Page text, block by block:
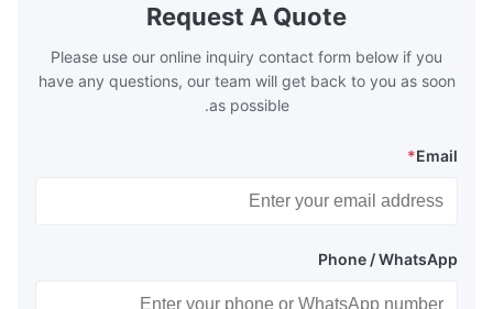
range of 200°C – 250°C, so there
Request A Quote
Please use our online inquiry contact form below if you
have any questions, our team will get back to you as soon
as possible.
Email
*
Phone / WhatsApp